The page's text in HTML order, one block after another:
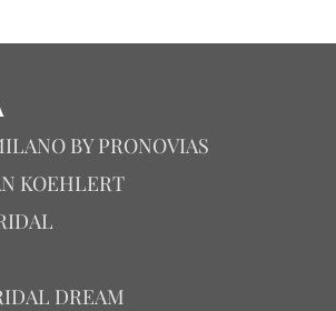
BY PRONOVIAS
KOEHLERT
DREAM